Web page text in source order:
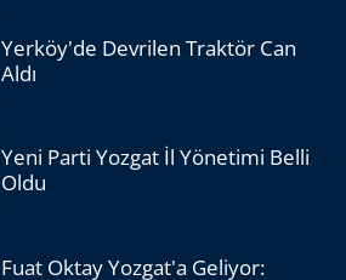
Yerköy'de Devrilen Traktör Can
Aldı
Yeni Parti Yozgat İl Yönetimi Belli
Oldu
Fuat Oktay Yozgat'a Geliyor: